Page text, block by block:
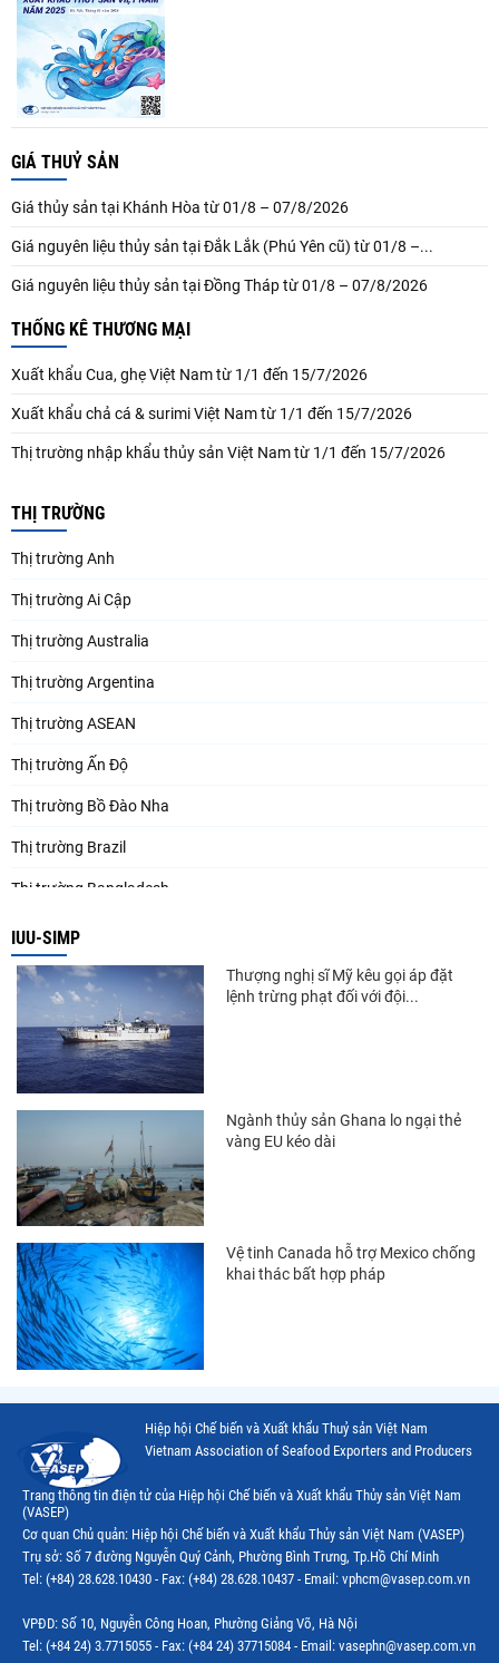
GIÁ THUỶ SẢN
Giá thủy sản tại Khánh Hòa từ 01/8 – 07/8/2026
Giá nguyên liệu thủy sản tại Đắk Lắk (Phú Yên cũ) từ 01/8 –...
Giá nguyên liệu thủy sản tại Đồng Tháp từ 01/8 – 07/8/2026
THỐNG KÊ THƯƠNG MẠI
Xuất khẩu Cua, ghẹ Việt Nam từ 1/1 đến 15/7/2026
Xuất khẩu chả cá & surimi Việt Nam từ 1/1 đến 15/7/2026
Thị trường nhập khẩu thủy sản Việt Nam từ 1/1 đến 15/7/2026
THỊ TRƯỜNG
Thị trường Anh
Thị trường Ai Cập
Thị trường Australia
Thị trường Argentina
Thị trường ASEAN
Thị trường Ấn Độ
Thị trường Bồ Đào Nha
Thị trường Brazil
Thị trường Bangladesh
Thị trường Chile
Thị trường Canada
Thị trường Ecuador
Thị trường EU
Thị trường Indonesia
Thị trường Mexico
Thị trường Mỹ
Thị trường Nga
Thị trường Hàn Quốc
Thị trường Nhật Bản
Thị trường Thái Lan
Thị trường Philippines
Thị trường Tây Ban Nha
Thị trường thủy sản khác
Thị trường thủy sản thế giới
IUU-SIMP
Thượng nghị sĩ Mỹ kêu gọi áp đặt
lệnh trừng phạt đối với đội...
Ngành thủy sản Ghana lo ngại thẻ
vàng EU kéo dài
Vệ tinh Canada hỗ trợ Mexico chống
khai thác bất hợp pháp
Hiệp hội Chế biến và Xuất khẩu Thuỷ sản Việt Nam
Vietnam Association of Seafood Exporters and Producers
Trang thông tin điện tử của Hiệp hội Chế biến và Xuất khẩu Thủy sản Việt Nam
(VASEP)
Cơ quan Chủ quản: Hiệp hội Chế biến và Xuất khẩu Thủy sản Việt Nam (VASEP)
Trụ sở: Số 7 đường Nguyễn Quý Cảnh, Phường Bình Trưng, Tp.Hồ Chí Minh
Tel: (+84) 28.628.10430 - Fax: (+84) 28.628.10437 - Email: vphcm@vasep.com.vn
VPĐD: Số 10, Nguyễn Công Hoan, Phường Giảng Võ, Hà Nội
Tel: (+84 24) 3.7715055 - Fax: (+84 24) 37715084 - Email: vasephn@vasep.com.vn